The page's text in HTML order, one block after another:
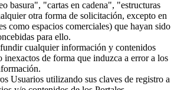
basura", "cartas en cadena", "estructuras
otra forma de solicitación, excepto en
como espacios comerciales) que hayan sido
para ello.
cualquier información y contenidos
inexactos de forma que induzca a error a los
Usuarios utilizando sus claves de registro a